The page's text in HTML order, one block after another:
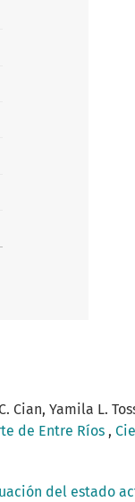
Cian, Yamila L.
de Entre Ríos ,
del estado